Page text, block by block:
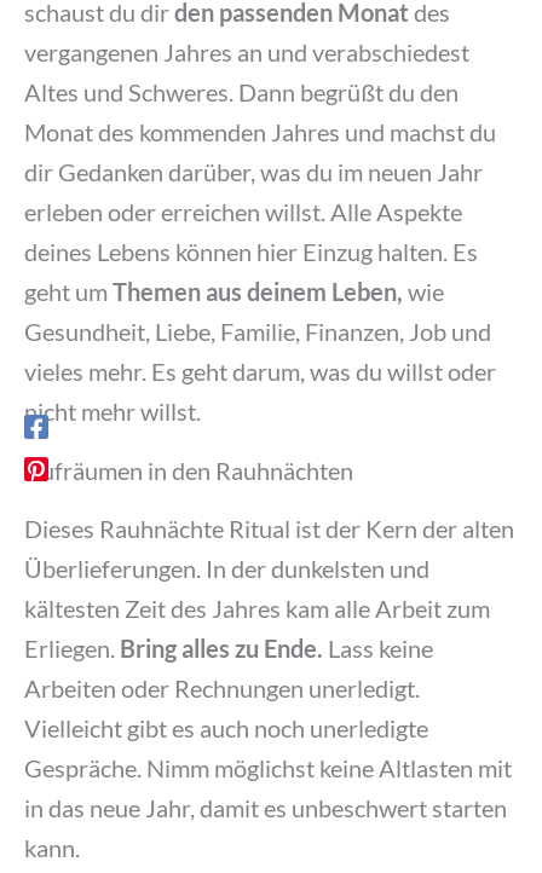
schaust du dirden passenden Monat des
vergangenen Jahres an und verabschiedest
Altes und Schweres. Dann begrüßt du den
Monat des kommenden Jahres und machst du
dir Gedanken darüber, was du im neuen Jahr
erleben oder erreichen willst. Alle Aspekte
deines Lebens können hier Einzug halten. Es
geht umThemen aus deinem Leben, wie
Gesundheit, Liebe, Familie, Finanzen, Job und
vieles mehr. Es geht darum, was du willst oder
nicht mehr willst.
Aufräumen in den Rauhnächten
Dieses Rauhnächte Ritual ist der Kern der alten
Überlieferungen. In der dunkelsten und
kältesten Zeit des Jahres kam alle Arbeit zum
Erliegen. Bring alles zu Ende. Lass keine
Arbeiten oder Rechnungen unerledigt.
Vielleicht gibt es auch noch unerledigte
Gespräche. Nimm möglichst keine Altlasten mit
in das neue Jahr, damit es unbeschwert starten
kann.